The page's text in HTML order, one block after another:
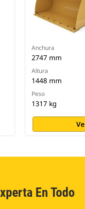
Anchura
2747 mm
Altura
1448 mm
Peso
1317 kg
En Todo